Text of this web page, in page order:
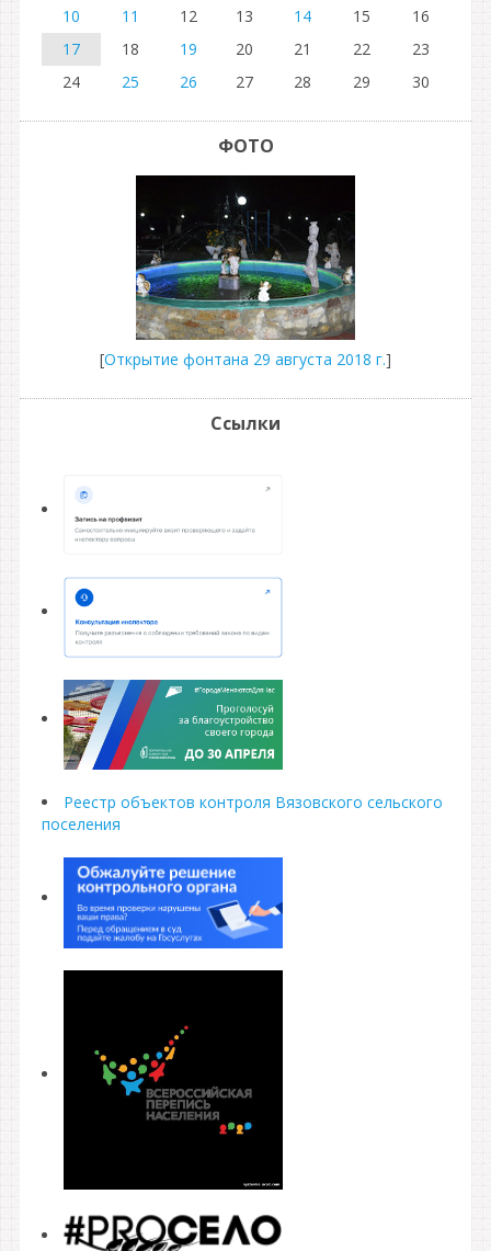
10
11 12 13 14 15
16
17
18 19 20 21 22
23
24
25 26 27 28 29 30
ФОТО
[Открытие фонтана 29 августа 2018 г.]
Ссылки
Реестр объектов контроля Вязовского сельского
поселения